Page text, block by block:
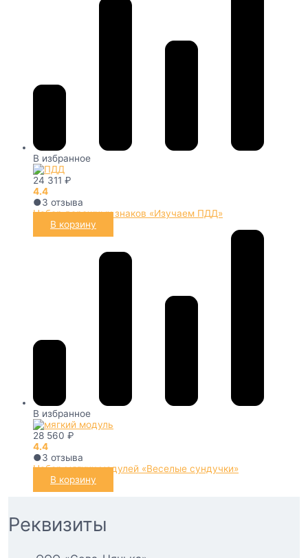
В избранное
24 311 ₽
4.4
●3 отзыва
Набор дорожных знаков «Изучаем ПДД»
В корзину
В избранное
28 560 ₽
4.4
●3 отзыва
Набор мягких модулей «Веселые сундучки»
В корзину
Реквизиты